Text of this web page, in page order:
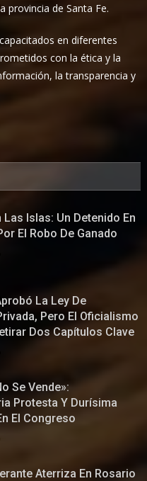
provincia de Santa Fe.
en diferentes
con la ética y la
la transparencia y
Las Islas: Un Detenido En
El Robo De Ganado
La Ley De
Pero El Oficialismo
Dos Capítulos Clave
Se Vende»:
Protesta Y Durísima
El Congreso
Aterriza En Rosario